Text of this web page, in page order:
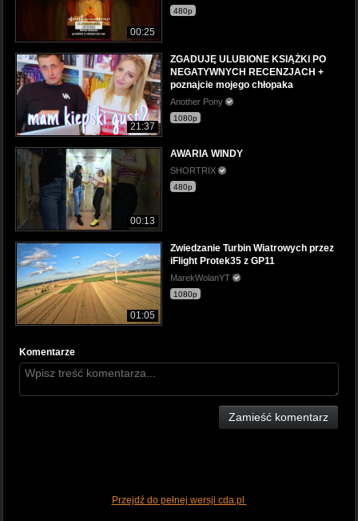
00:25
480p
21:37
ZGADUJĘ ULUBIONE KSIĄŻKI PO
NEGATYWNYCH RECENZJACH +
poznajcie mojego chłopaka
Another Pony
1080p
00:13
AWARIA WINDY
SHORTRIX
480p
01:05
Zwiedzanie Turbin Wiatrowych przez
iFlight Protek35 z GP11
MarekWolanYT
1080p
Komentarze
Zamieść komentarz
Przejdź do pełnej wersji cda.pl